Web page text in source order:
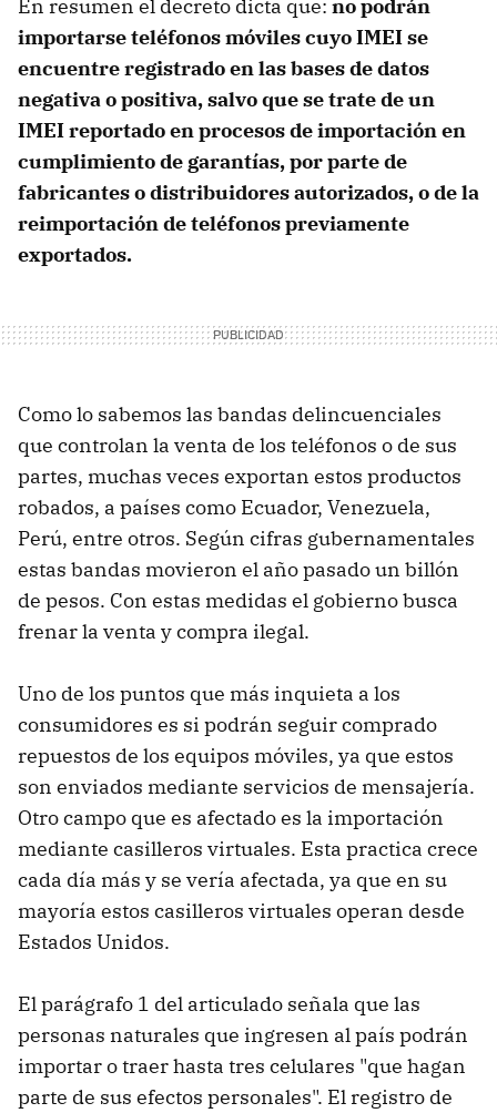
En resumen el decreto dicta que: no podrán
importarse teléfonos móviles cuyo IMEI se
encuentre registrado en las bases de datos
negativa o positiva, salvo que se trate de un
IMEI reportado en procesos de importación en
cumplimiento de garantías, por parte de
fabricantes o distribuidores autorizados, o de la
reimportación de teléfonos previamente
exportados.
Como lo sabemos las bandas delincuenciales
que controlan la venta de los teléfonos o de sus
partes, muchas veces exportan estos productos
robados, a países como Ecuador, Venezuela,
Perú, entre otros. Según cifras gubernamentales
estas bandas movieron el año pasado un billón
de pesos. Con estas medidas el gobierno busca
frenar la venta y compra ilegal.
Uno de los puntos que más inquieta a los
consumidores es si podrán seguir comprado
repuestos de los equipos móviles, ya que estos
son enviados mediante servicios de mensajería.
Otro campo que es afectado es la importación
mediante casilleros virtuales. Esta practica crece
cada día más y se vería afectada, ya que en su
mayoría estos casilleros virtuales operan desde
Estados Unidos.
El parágrafo 1 del articulado señala que las
personas naturales que ingresen al país podrán
importar o traer hasta tres celulares "que hagan
parte de sus efectos personales". El registro de